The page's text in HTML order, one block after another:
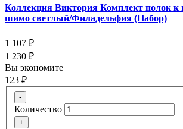
Коллекция Виктория Комплект полок к
шимо светлый/Филадельфия (Набор)
1 107 ₽
1 230 ₽
Вы экономите
123 ₽
-
Количество
+